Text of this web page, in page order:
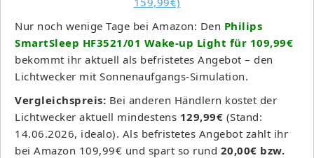
Nur noch wenige Tage bei Amazon: Den Philips
SmartSleep HF3521/01 Wake-up Light für 109,99€
bekommt ihr aktuell als befristetes Angebot – den
Lichtwecker mit Sonnenaufgangs-Simulation.
Vergleichspreis: Bei anderen Händlern kostet der
Lichtwecker aktuell mindestens 129,99€ (Stand:
14.06.2026, idealo). Als befristetes Angebot zahlt ihr
bei Amazon 109,99€ und spart so rund 20,00€ bzw.